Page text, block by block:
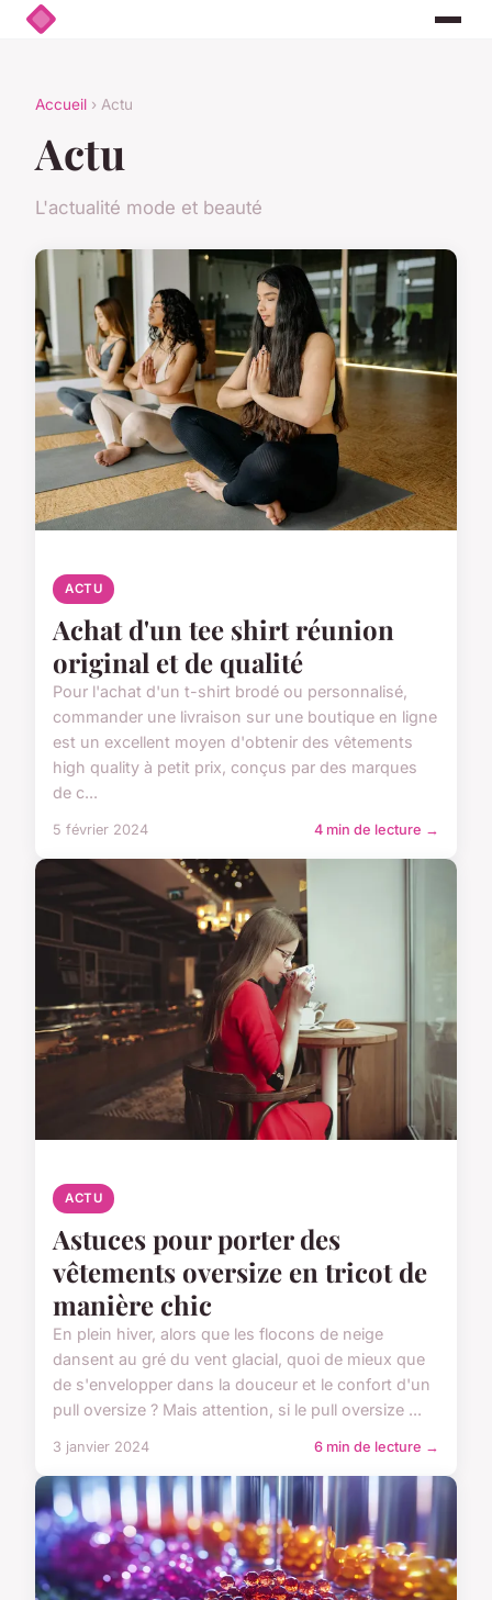
Accueil › Actu
Actu
L'actualité mode et beauté
ACTU
Achat d'un tee shirt réunion
original et de qualité
Pour l'achat d'un t-shirt brodé ou personnalisé,
commander une livraison sur une boutique en ligne
est un excellent moyen d'obtenir des vêtements
high quality à petit prix, conçus par des marques
de c...
5 février 2024 4 min de lecture →
ACTU
Astuces pour porter des
vêtements oversize en tricot de
manière chic
En plein hiver, alors que les flocons de neige
dansent au gré du vent glacial, quoi de mieux que
de s'envelopper dans la douceur et le confort d'un
pull oversize ? Mais attention, si le pull oversize ...
3 janvier 2024 6 min de lecture →